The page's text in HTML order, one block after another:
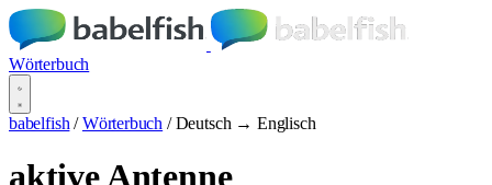
Wörterbuch
babelfish / Wörterbuch / Deutsch → Englisch
aktive Antenne